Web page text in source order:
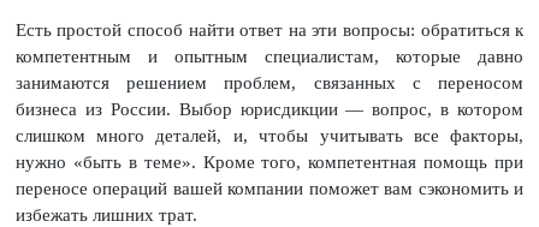
Есть простой способ найти ответ на эти вопросы: обратиться к
компетентным и опытным специалистам, которые давно
занимаются решением проблем, связанных с переносом
бизнеса из России. Выбор юрисдикции — вопрос, в котором
слишком много деталей, и, чтобы учитывать все факторы,
нужно «быть в теме». Кроме того, компетентная помощь при
переносе операций вашей компании поможет вам сэкономить и
избежать лишних трат.